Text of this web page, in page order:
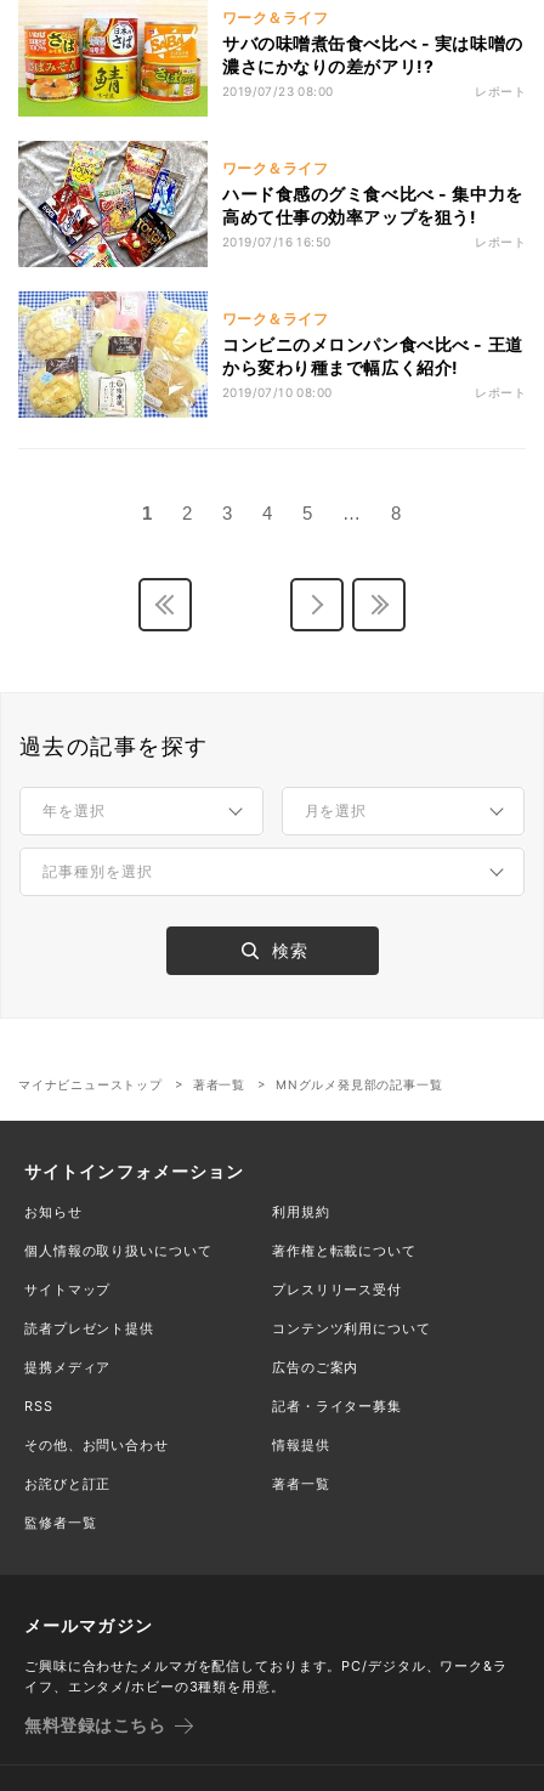
ワーク＆ライフ
サバの味噌煮缶食べ比べ - 実は味噌の
濃さにかなりの差がアリ!?
2019/07/23 08:00 レポート
ワーク＆ライフ
ハード食感のグミ食べ比べ - 集中力を
高めて仕事の効率アップを狙う!
2019/07/16 16:50 レポート
ワーク＆ライフ
コンビニのメロンパン食べ比べ - 王道
から変わり種まで幅広く紹介!
2019/07/10 08:00 レポート
1 2 3 4 5 … 8
過去の記事を探す
マイナビニューストップ 著者一覧 MNグルメ発見部の記事一覧
サイトインフォメーション
お知らせ 利用規約
個人情報の取り扱いについて 著作権と転載について
サイトマップ プレスリリース受付
読者プレゼント提供 コンテンツ利用について
提携メディア 広告のご案内
RSS 記者・ライター募集
その他、お問い合わせ 情報提供
お詫びと訂正 著者一覧
監修者一覧
メールマガジン
ご興味に合わせたメルマガを配信しております。PC/デジタル、ワーク&ラ
イフ、エンタメ/ホビーの3種類を用意。
無料登録はこちら